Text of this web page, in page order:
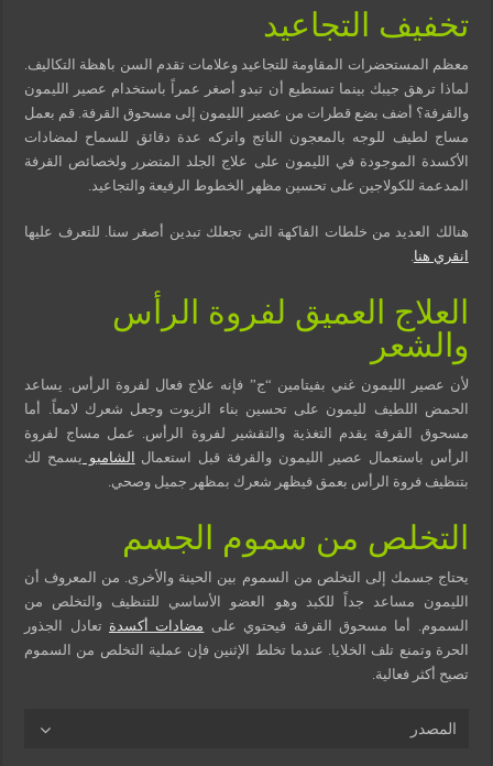
تخفيف التجاعيد
معظم المستحضرات المقاومة للتجاعيد وعلامات تقدم السن باهظة التكاليف.
لماذا ترهق جيبك بينما تستطيع أن تبدو أصغر عمراً باستخدام عصير الليمون
والقرفة؟ أضف بضع قطرات من عصير الليمون إلى مسحوق القرفة. قم بعمل
مساج لطيف للوجه بالمعجون الناتج واتركه عدة دقائق للسماح لمضادات
الأكسدة الموجودة في الليمون على علاج الجلد المتضرر ولخصائص القرفة
المدعمة للكولاجين على تحسين مظهر الخطوط الرفيعة والتجاعيد.
هنالك العديد من خلطات الفاكهة التي تجعلك تبدين أصغر سنا. للتعرف عليها
انقري هنا.
العلاج العميق لفروة الرأس
والشعر
لأن عصير الليمون غني بفيتامين “ج” فإنه علاج فعال لفروة الرأس. يساعد
الحمض اللطيف لليمون على تحسين بناء الزيوت وجعل شعرك لامعاً. أما
مسحوق القرفة يقدم التغذية والتقشير لفروة الرأس. عمل مساج لفروة
الرأس باستعمال عصير الليمون والقرفة قبل استعمال
الشامبو يسمح لك
بتنظيف فروة الرأس بعمق فيظهر شعرك بمظهر جميل وصحي.
التخلص من سموم الجسم
يحتاج جسمك إلى التخلص من السموم بين الحينة والأخرى. من المعروف أن
الليمون مساعد جداً للكبد وهو العضو الأساسي للتنظيف والتخلص من
السموم. أما مسحوق القرفة فيحتوي على مضادات أكسدة تعادل الجذور
الحرة وتمنع تلف الخلايا. عندما تخلط الإثنين فإن عملية التخلص من السموم
تصبح أكثر فعالية.
المصدر